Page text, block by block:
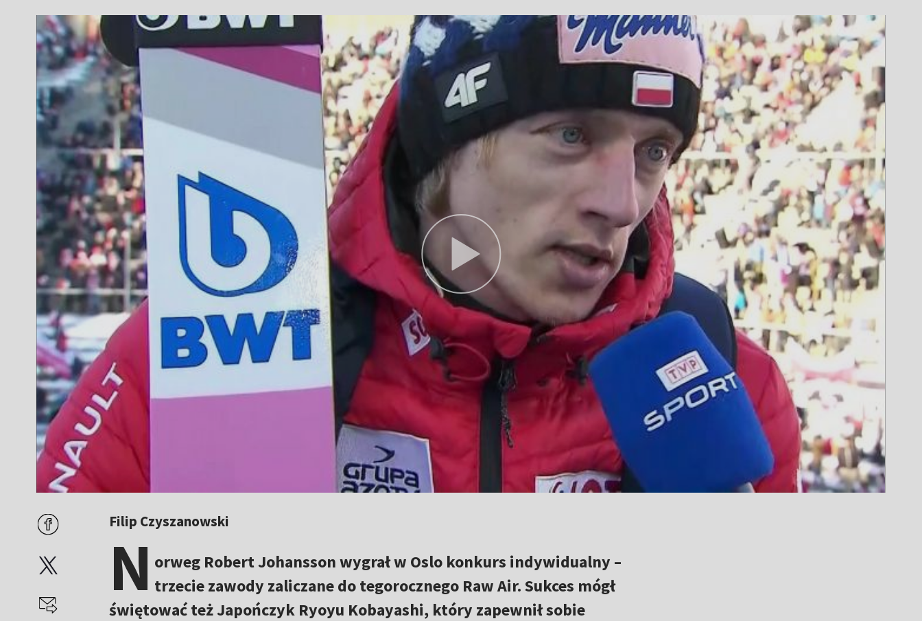
Filip Czyszanowski
N orweg Robert Johansson wygrał w Oslo konkurs indywidualny –
trzecie zawody zaliczane do tegorocznego Raw Air. Sukces mógł
świętować też Japończyk Ryoyu Kobayashi, który zapewnił sobie